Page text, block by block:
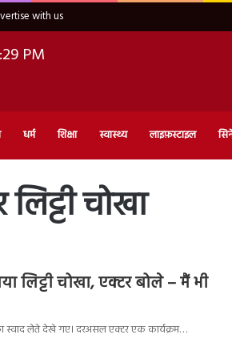
with us
PM
धर्म शिक्षा स्वास्थ्य लाइफ़स्टाइल
चोखा
लिट्टी चोखा, एक्टर बोले – मैं भी
स्वाद लेते देखे गए। दरअसल एक्टर एक कार्यक्रम…